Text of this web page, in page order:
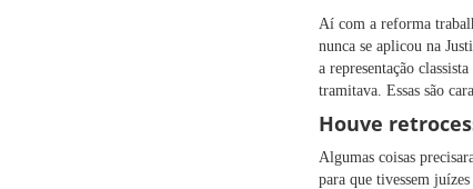
Aí com a reforma
nunca se aplicou na
a representação
tramitava. Essas são
Houve
Algumas coisas
para que tivessem